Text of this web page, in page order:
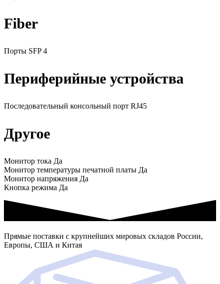
Fiber
Порты SFP 4
Периферийные устройства
Последовательный консольный порт RJ45
Другое
Монитор тока Да
Монитор температуры печатной платы Да
Монитор напряжения Да
Кнопка режима Да
Прямые поставки с крупнейших мировых складов России,
Европы, США и Китая